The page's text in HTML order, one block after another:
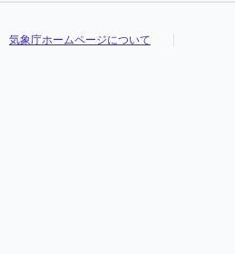
気象庁ホームページについて